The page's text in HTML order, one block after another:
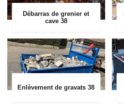
Débarras de grenier et
cave 38
Enlèvement de gravats 38